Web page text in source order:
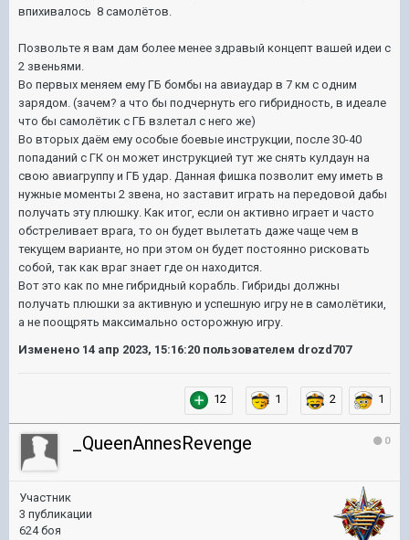
впихивалось 8 самолётов.
Позвольте я вам дам более менее здравый концепт вашей идеи с
2 звеньями.
Во первых меняем ему ГБ бомбы на авиаудар в 7 км с одним
зарядом. (зачем? а что бы подчернуть его гибридность, в идеале
что бы самолётик с ГБ взлетал с него же)
Во вторых даём ему особые боевые инструкции, после 30-40
попаданий с ГК он может инструкцией тут же снять кулдаун на
свою авиагруппу и ГБ удар. Данная фишка позволит ему иметь в
нужные моменты 2 звена, но заставит играть на передовой дабы
получать эту плюшку. Как итог, если он активно играет и часто
обстреливает врага, то он будет вылетать даже чаще чем в
текущем варианте, но при этом он будет постоянно рисковать
собой, так как враг знает где он находится.
Вот это как по мне гибридный корабль. Гибриды должны
получать плюшки за активную и успешную игру не в самолётики,
а не поощрять максимально осторожную игру.
Изменено 14 апр 2023, 15:16:20 пользователем drozd707
12 1 2 1
0
_QueenAnnesRevenge
Участник
3 публикации
624 боя